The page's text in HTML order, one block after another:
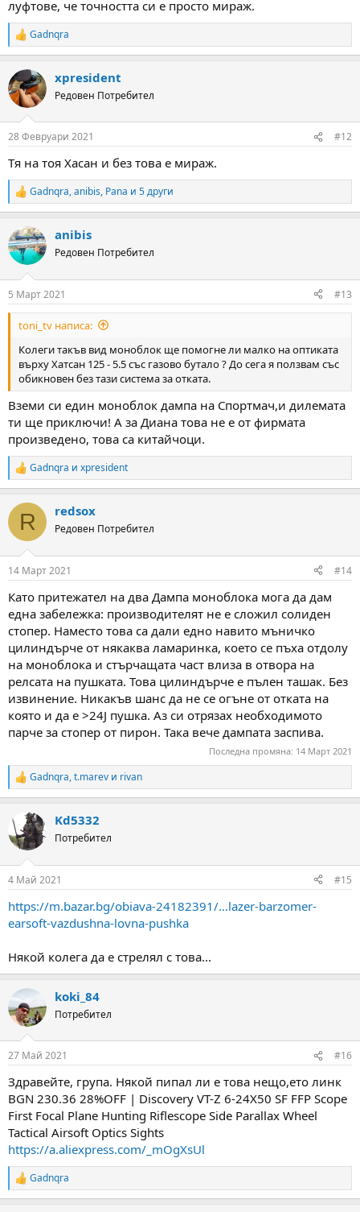
луфтове, че точността си е просто мираж.
R
e
c
t
i
s
Gadnqra
xpresident
Редовен Потребител
28 Февруари 2021 #12
Тя на тоя Хасан и без това е мираж.
R
e
c
t
i
s
:
Gadnqra,anibis, Pana и 5 други
anibis
Редовен Потребител
5 Март 2021 #13
toni_tv написа:
Колеги такъв вид моноблок ще помогне ли малко на оптиката
върху Хатсан 125 - 5.5 със газово бутало ? До сега я ползвам със
обикновен без тази система за отката.
Вземи си един моноблок дампа на Спортмач,и дилемата
ти ще приключи! А за Диана това не е от фирмата
произведено, това са китайчоци.
R
e
c
i
s
Gadnqra и xpresident
R redsox
Редовен Потребител
14 Март 2021 #14
Като притежател на два Дампа моноблока мога да дам
една забележка: производителят не е сложил солиден
стопер. Наместо това са дали едно навито мъничко
цилиндърче от някаква ламаринка, което се пъха отдолу
на моноблока и стърчащата част влиза в отвора на
релсата на пушката. Това цилиндърче е пълен ташак. Без
извинение. Никакъв шанс да не се огъне от отката на
която и да е >24J пушка. Аз си отрязах необходимото
парче за стопер от пирон. Така вече дампата заспива.
Последна промяна: 14 Март 2021
R
e
c
t
i
s
Gadnqra,t.marev и rivan
Kd5332
Потребител
4 Май 2021 #15
https://m.bazar.bg/obiava-24182391/...lazer-barzomer-
earsoft-vazdushna-lovna-pushka
Някой колега да е стрелял с това...
koki_84
Потребител
27 Май 2021 #16
Здравейте, група. Някой пипал ли е това нещо,ето линк
BGN 230.36 28%OFF | Discovery VT-Z 6-24X50 SF FFP Scope
First Focal Plane Hunting Riflescope Side Parallax Wheel
Tactical Airsoft Optics Sights
https://a.aliexpress.com/_mOgXsUl
R
e
Gadnqra